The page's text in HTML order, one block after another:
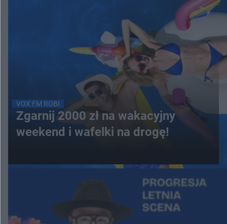
VOX FM ROBI
Zgarnij 2000 zł na wakacyjny
weekend i wafelki na drogę!